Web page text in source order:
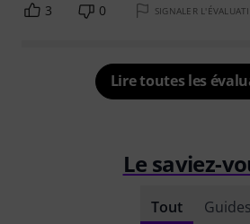
3 0 SIGNALER
Lire toutes les
Le saviez-
Tout Guides